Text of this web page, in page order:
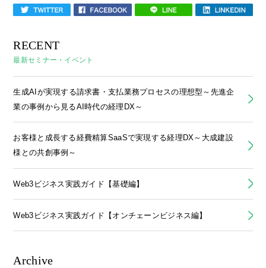
RECENT
最新セミナー・イベント
生成AIが実現する請求書・支払業務プロセスの理想型～先進企
業の事例から見るAI時代の経理DX～
お客様と成長する経費精算SaaSで実現する経理DX～大成建設
様との共創事例～
Web3ビジネス実践ガイド【基礎編】
Web3ビジネス実践ガイド【オンチェーンビジネス編】
Archive